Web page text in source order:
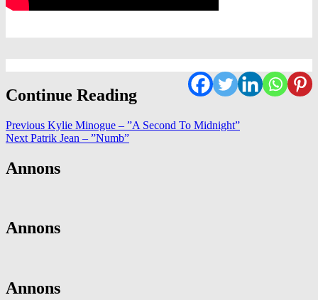
Continue Reading
Previous Kylie Minogue – ”A Second To Midnight”
Next Patrik Jean – ”Numb”
Annons
Annons
Annons